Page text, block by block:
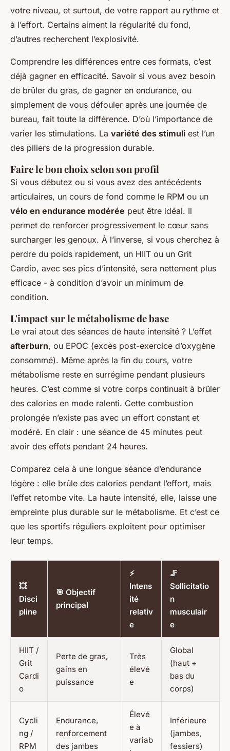
votre niveau, et surtout, de votre rapport au rythme et
à l’effort. Certains aiment la régularité du fond,
d’autres recherchent l’explosivité.
Comprendre les différences entre ces formats, c’est
déjà gagner en efficacité. Savoir si vous avez besoin
de brûler du gras, de gagner en endurance, ou
simplement de vous défouler après une journée de
bureau, fait toute la différence. D’où l’importance de
varier les stimulations. La variété des stimuli est l’un
des piliers de la progression durable.
Faire le bon choix selon son profil
Si vous débutez ou si vous avez des antécédents
articulaires, un cours de fond comme le RPM ou un
vélo en endurance modérée peut être idéal. Il
permet de renforcer progressivement le cœur sans
surcharger les genoux. À l’inverse, si vous cherchez à
perdre du poids rapidement, un HIIT ou un Grit
Cardio, avec ses pics d’intensité, sera nettement plus
efficace - à condition d’avoir un minimum de
condition.
L'impact sur le métabolisme de base
Le vrai atout des séances de haute intensité ? L’effet
afterburn, ou EPOC (excès post-exercice d’oxygène
consommé). Même après la fin du cours, votre
métabolisme reste en surrégime pendant plusieurs
heures. C’est comme si votre corps continuait à brûler
des calories en mode ralenti. Cette combustion
prolongée n’existe pas avec un effort constant et
modéré. En clair : une séance de 45 minutes peut
avoir des effets pendant 24 heures.
Comparez cela à une longue séance d’endurance
légère : elle brûle des calories pendant l’effort, mais
l’effet retombe vite. La haute intensité, elle, laisse une
empreinte plus durable sur le métabolisme. Et c’est ce
que les sportifs réguliers exploitent pour optimiser
leur temps.
💥
Disci
pline
🎯 Objectif
principal
⚡
Intens
ité
relativ
e
🦵
Sollicitatio
n
musculair
e
HIIT /
Grit
Cardi
o
Perte de gras,
gains en
puissance
Très
élevé
e
Global
(haut +
bas du
corps)
Cycli
ng /
RPM
Endurance,
renforcement
des jambes
Élevé
e à
variab
Inférieure
(jambes,
fessiers)